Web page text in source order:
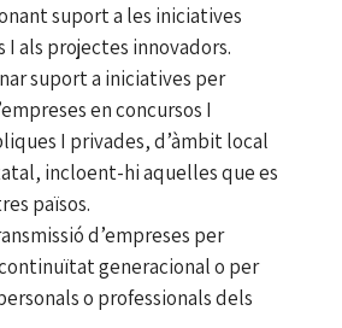
suport a les iniciatives
als projectes innovadors.
suport a iniciatives per
en concursos I
I privades, d’àmbit local
incloent-hi aquelles que es
països.
d’empreses per
generacional o per
o professionals dels